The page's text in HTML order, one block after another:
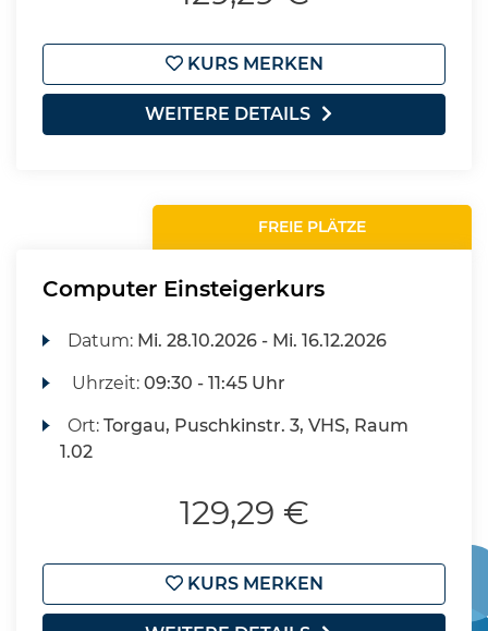
KURS MERKEN
WEITERE DETAILS
FREIE PLÄTZE
Computer Einsteigerkurs
Datum: Mi. 28.10.2026 - Mi. 16.12.2026
Uhrzeit:09:30 - 11:45 Uhr
Ort:Torgau, Puschkinstr. 3, VHS, Raum
1.02
129,29 €
KURS MERKEN